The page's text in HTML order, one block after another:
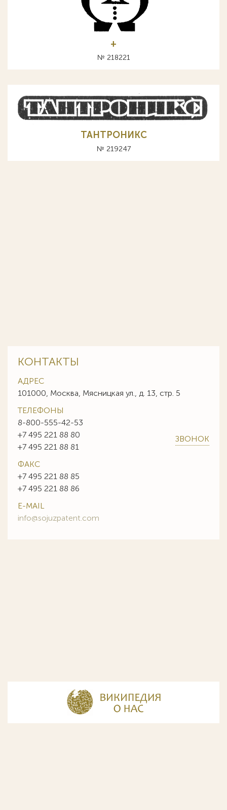
+
№ 218221
ТАНТРОНИКС
№ 219247
КОНТАКТЫ
АДРЕС
101000, Москва, Мясницкая ул., д. 13, стр. 5
ТЕЛЕФОНЫ
8-800-555-42-53
+7 495 221 88 80
+7 495 221 88 81
ЗВОНОК
ФАКС
+7 495 221 88 85
+7 495 221 88 86
E-MAIL
info@sojuzpatent.com